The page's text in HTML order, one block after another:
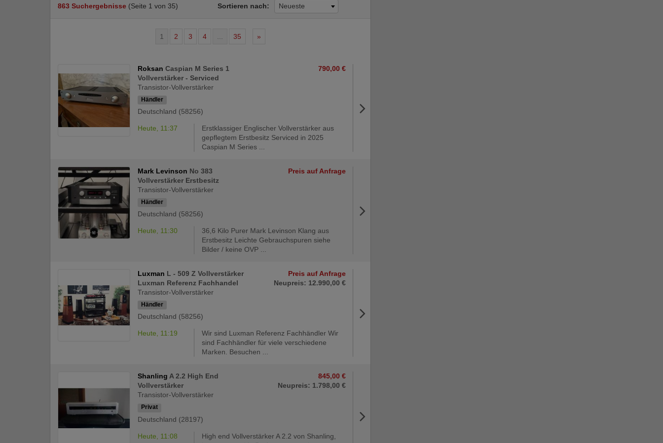
863 Suchergebnisse (Seite 1 von 35) Sortieren nach: Neueste
1 2 3 4 35 »
RoksanCaspian M Series 1
Vollverstärker - Serviced
Transistor-Vollverstärker
Händler
Deutschland (58256)
790,00 €
Heute, 11:37
Erstklassiger Englischer Vollverstärker aus
gepflegtem Erstbesitz Serviced in 2025
Caspian M Series ...
Mark Levinson No 383
Vollverstärker Erstbesitz
Transistor-Vollverstärker
Händler
Deutschland (58256)
Preis auf Anfrage
Heute, 11:30
36,6 Kilo Purer Mark Levinson Klang aus
Erstbesitz Leichte Gebrauchspuren siehe
Bilder / keine OVP ...
Luxman L - 509 Z Vollverstärker
Luxman Referenz Fachhandel
Transistor-Vollverstärker
Händler
Deutschland (58256)
Preis auf Anfrage
Neupreis: 12.990,00 €
Heute, 11:19
Wir sind Luxman Referenz Fachhändler Wir
sind Fachhändler für viele verschiedene
Marken. Besuchen ...
ShanlingA 2.2 High End
Vollverstärker
Transistor-Vollverstärker
Privat
Deutschland (28197)
845,00 €
Neupreis: 1.798,00 €
Heute, 11:08
High end Vollverstärker A 2.2 von Shanling,